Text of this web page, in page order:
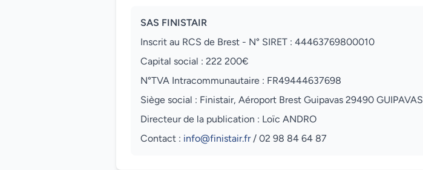
SAS FINISTAIR
Inscrit au RCS de Brest - N° SIRET : 44463769800010
Capital social : 222 200€
N°TVA Intracommunautaire : FR49444637698
Siège social : Finistair, Aéroport Brest Guipavas 29490 GUIPAVAS
Directeur de la publication : Loïc ANDRO
Contact : info@finistair.fr/ 02 98 84 64 87